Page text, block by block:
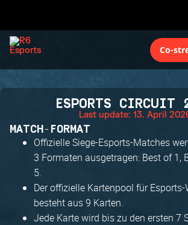
Co-
ESPORTS CIRCUIT
Last update: 13. April
MATCH-FORMAT
Offizielle Siege-Esports-Matches
3 Formaten ausgetragen: Best of 1,
5.
Der offizielle Kartenpool für
besteht aus 9 Karten.
Jede Karte wird bis zu den ersten 7